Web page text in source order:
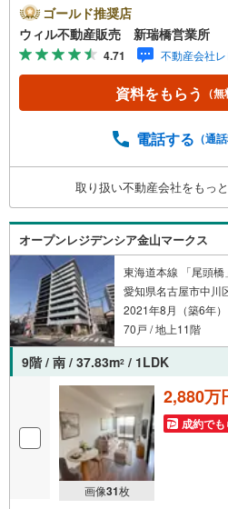
です。新瑞橋駅から徒歩1分
おむつ替えスペースを完備
も安心してご利用いただけ
へ●弊社では平日にご内覧や
に、「平日会員制度」とい
す。●お仕事で忙しい方へ●
間外でのご内覧にも対応い
す。弊社で掲載している物
で、一度ご相談ください。
件に関することはもちろん
フォームに関することなど
でもお気軽にご相談くださ
ゴールド推奨店
ウィル不動産販売 新瑞橋営業所
4.71 不動産会社
資料をもらう （無
電話する （通
取り扱い不動産会社をもっ
オープンレジデンシア金山マークス
東海道本線 「尾頭
愛知県名古屋市中川
2021年8月（築6年）
70戸 / 地上11階
9階 / 南 / 37.83m2 / 1LDK
画像31枚
2,880万
成約でも